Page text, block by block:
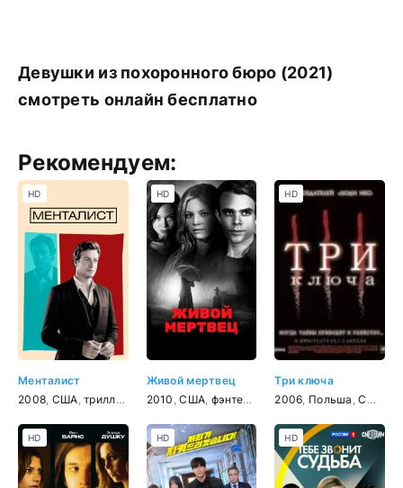
Девушки из похоронного бюро (2021)
смотреть онлайн бесплатно
Рекомендуем:
Менталист
2008 США ,триллер детектив,драма,криминал
HD
Живой мертвец
2010 ,США фэнтези триллер ,мелодрама,
HD
Три ключа
2006 Польша ,США
HD
HD HD HD